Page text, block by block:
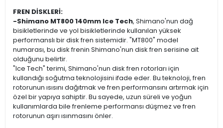
FREN DİSKLERİ:
-Shimano MT800 140mm Ice Tech, Shimano'nun dağ
bisikletlerinde ve yol bisikletlerinde kullanılan yüksek
performanslı bir disk fren sistemidir. "MT800" model
numarası, bu disk frenin Shimano'nun disk fren serisine ait
olduğunu belirtir.
"Ice Tech" terimi, Shimano'nun disk fren rotorları için
kullandığı soğutma teknolojisini ifade eder. Bu teknoloji, fren
rotorunun ısısını dağıtmak ve fren performansını artırmak için
özel bir yapıya sahiptir. Bu sayede, uzun süreli ve yoğun
kullanımlarda bile frenleme performansı düşmez ve fren
rotorunun aşırı ısınmasını önler.